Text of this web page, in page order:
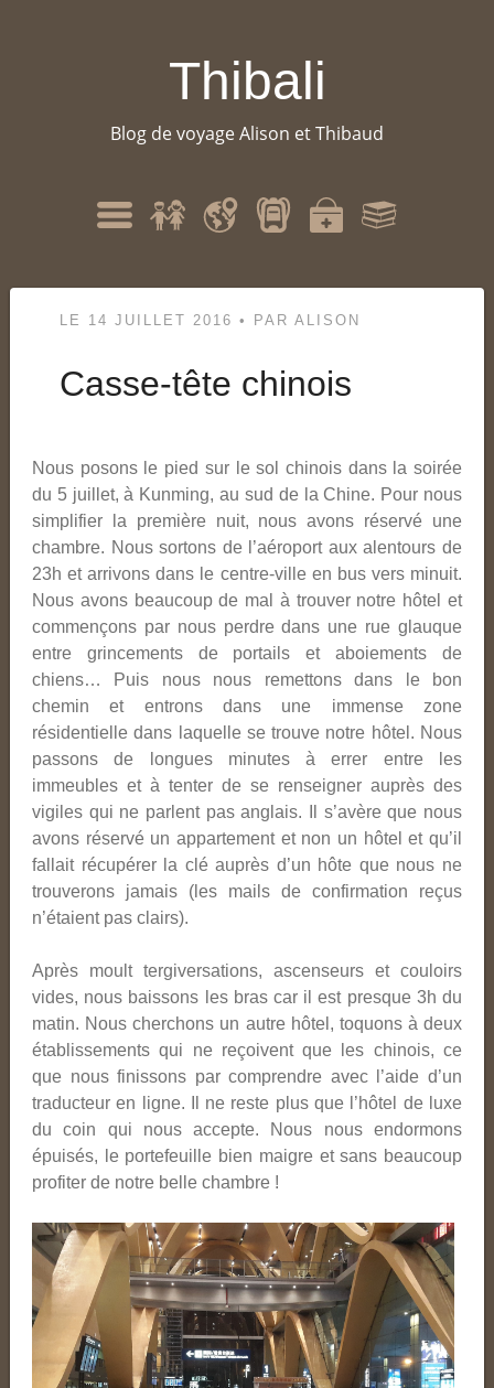
Thibali
Blog de voyage Alison et Thibaud
Menu
Qui
sommes-
?
ItinéraireMatérielSanté Bibliographie
LE 14 JUILLET 2016 • PAR ALISON
Casse-tête chinois
Nous posons le pied sur le sol chinois dans la soirée
du 5 juillet, à Kunming, au sud de la Chine. Pour nous
simplifier la première nuit, nous avons réservé une
chambre. Nous sortons de l’aéroport aux alentours de
23h et arrivons dans le centre-ville en bus vers minuit.
Nous avons beaucoup de mal à trouver notre hôtel et
commençons par nous perdre dans une rue glauque
entre grincements de portails et aboiements de
chiens… Puis nous nous remettons dans le bon
chemin et entrons dans une immense zone
résidentielle dans laquelle se trouve notre hôtel. Nous
passons de longues minutes à errer entre les
immeubles et à tenter de se renseigner auprès des
vigiles qui ne parlent pas anglais. Il s’avère que nous
avons réservé un appartement et non un hôtel et qu’il
fallait récupérer la clé auprès d’un hôte que nous ne
trouverons jamais (les mails de confirmation reçus
n’étaient pas clairs).
Après moult tergiversations, ascenseurs et couloirs
vides, nous baissons les bras car il est presque 3h du
matin. Nous cherchons un autre hôtel, toquons à deux
établissements qui ne reçoivent que les chinois, ce
que nous finissons par comprendre avec l’aide d’un
traducteur en ligne. Il ne reste plus que l’hôtel de luxe
du coin qui nous accepte. Nous nous endormons
épuisés, le portefeuille bien maigre et sans beaucoup
profiter de notre belle chambre !